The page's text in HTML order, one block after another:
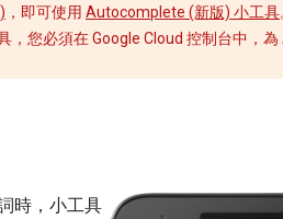
，即可使用 Autocomplete (新版) 小工具
您必須在 Google Cloud 控制台中，為
時，小工具